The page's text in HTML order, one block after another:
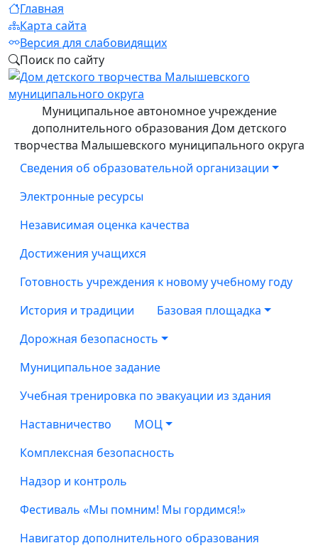
Главная
Карта сайта
Версия для слабовидящих
Поиск по сайту
Муниципальное автономное учреждение
дополнительного образования Дом детского
творчества Малышевского муниципального округа
Сведения об образовательной организации
Электронные ресурсы
Независимая оценка качества
Достижения учащихся
Готовность учреждения к новому учебному году
История и традиции
Базовая площадка
Дорожная безопасность
Муниципальное задание
Учебная тренировка по эвакуации из здания
Наставничество
МОЦ
Комплексная безопасность
Надзор и контроль
Фестиваль «Мы помним! Мы гордимся!»
Навигатор дополнительного образования